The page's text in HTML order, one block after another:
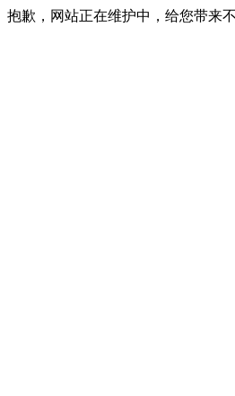
抱歉，网站正在维护中，给您带来